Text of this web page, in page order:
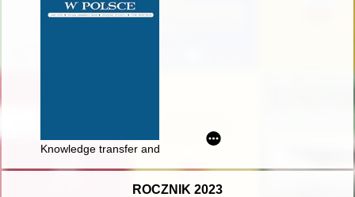
Knowledge transfer and the early modern university - recenzja]
ROCZNIK 2023